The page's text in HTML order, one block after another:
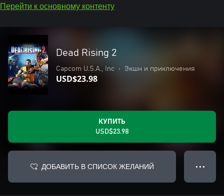
Перейти к основному контенту
Dead Rising 2
Capcom U.S.A., Inc • Экшн и приключения
USD$23.98
КУПИТЬ
USD$23.98
ДОБАВИТЬ В СПИСОК ЖЕЛАНИЙ ● ● ●